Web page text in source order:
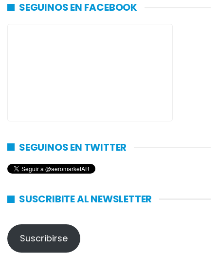
SEGUINOS EN FACEBOOK
SEGUINOS EN TWITTER
SUSCRIBITE AL NEWSLETTER
Suscribirse